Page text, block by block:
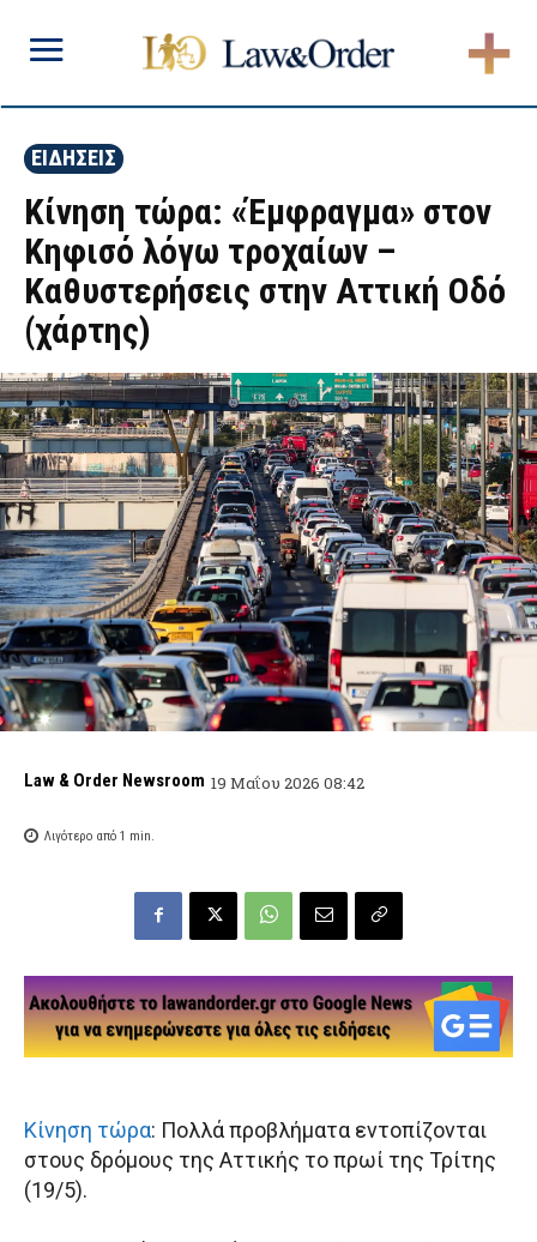
ΕΙΔΗΣΕΙΣ
Κίνηση τώρα: «Έμφραγμα» στον
Κηφισό λόγω τροχαίων –
Καθυστερήσεις στην Αττική Οδό
(χάρτης)
Law & Order Newsroom 19 Μαΐου 2026 08:42
Λιγότερο από 1 min.
Κίνηση τώρα: Πολλά προβλήματα εντοπίζονται
στους δρόμους της Αττικής το πρωί της Τρίτης
(19/5).